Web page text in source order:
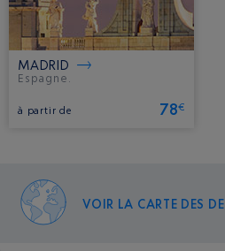
MADRID
Espagne.
à partir de 78€
VOIR LA CARTE DES